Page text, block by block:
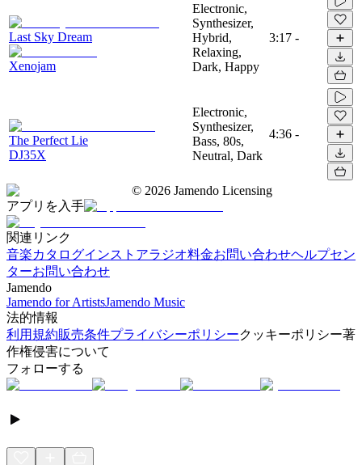
Last Sky Dream
Xenojam
Electronic,
Synthesizer,
Hybrid,
Relaxing,
Dark, Happy
3:17 -
The Perfect Lie
DJ35X
Electronic,
Synthesizer,
Bass, 80s,
Neutral, Dark
4:36 -
© 2026 Jamendo Licensing
アプリを入手
関連リンク
音楽カタログインストアラジオ料金お問い合わせヘルプセン
ターお問い合わせ
Jamendo
Jamendo for ArtistsJamendo Music
法的情報
利用規約販売条件プライバシーポリシークッキーポリシー著
作権侵害について
フォローする